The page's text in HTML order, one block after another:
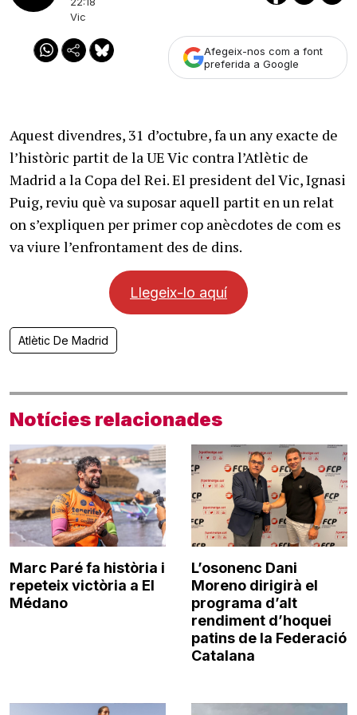
Vic
Afegeix-nos com a font
preferida a Google
Aquest divendres, 31 d’octubre, fa un any exacte de
l’històric partit de la UE Vic contra l’Atlètic de
Madrid a la Copa del Rei. El president del Vic, Ignasi
Puig, reviu què va suposar aquell partit en un relat
on s’expliquen per primer cop anècdotes de com es
va viure l’enfrontament des de dins.
Llegeix-lo aquí
Atlètic De Madrid
Notícies relacionades
Marc Paré fa història i
repeteix victòria a El
Médano
L’osonenc Dani
Moreno dirigirà el
programa d’alt
rendiment d’hoquei
patins de la Federació
Catalana